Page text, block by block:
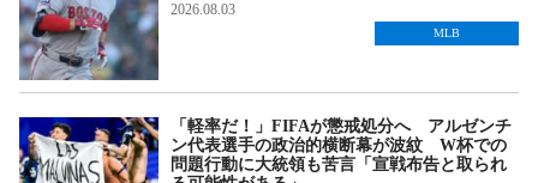
2026.08.03
MLB
「軽率だ！」FIFAが懲戒処分へ アルゼンチ
ン代表選手の政治的横断幕が波紋 W杯での
問題行動に大統領も苦言「宣戦布告と取られ